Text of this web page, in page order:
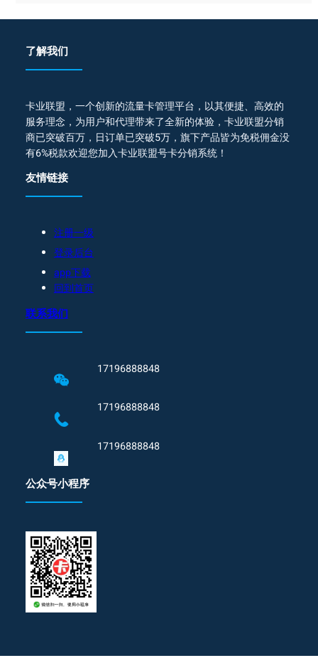
了解我们
卡业联盟，一个创新的流量卡管理平台，以其便捷、高效的
服务理念，为用户和代理带来了全新的体验，卡业联盟分销
商已突破百万，日订单已突破5万，旗下产品皆为免税佣金没
有6%税款欢迎您加入卡业联盟号卡分销系统！
友情链接
注册一级
登录后台
app下载
回到首页
联系我们
17196888848
17196888848
17196888848
公众号小程序